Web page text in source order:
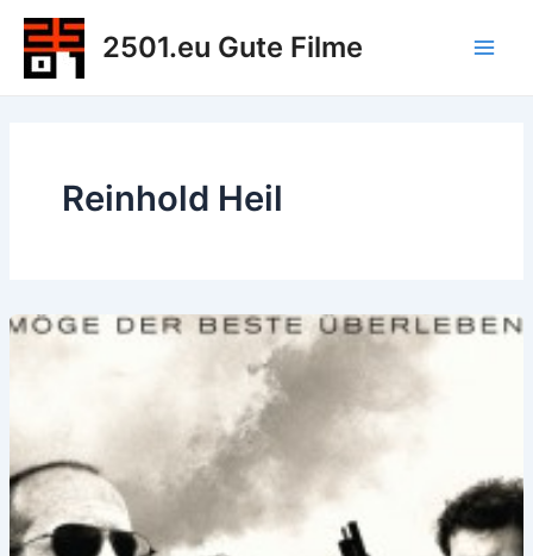
Zum
Inhalt
springen
2501.eu Gute Filme
Reinhold Heil